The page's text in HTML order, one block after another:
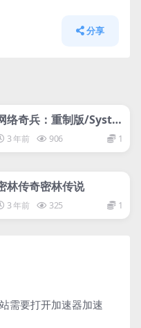
分享
svip专属
络奇兵：重制版/Syste
Shock
3 年前 906 1
林传奇密林传说
3 年前 325 1
需要打开加速器加速